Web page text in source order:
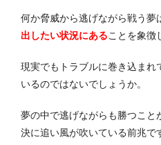
何か脅威から逃げながら戦う夢
出したい状況にあることを象徴
現実でもトラブルに巻き込まれ
いるのではないでしょうか。
夢の中で逃げながらも勝つこと
決に追い風が吹いている前兆で